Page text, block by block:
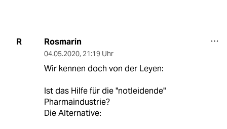
R Rosmarin
04.05.2020, 21:19 Uhr
Wir kennen doch von der Leyen:
Ist das Hilfe für die "notleidende"
Pharmaindustrie?
Die Alternative: